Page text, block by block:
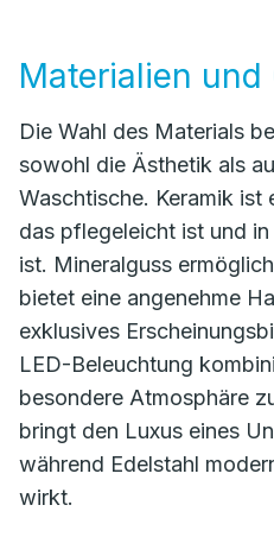
Materialien
Die Wahl des Materials
sowohl die Ästhetik als
Waschtische. Keramik ist
das pflegeleicht ist und
ist. Mineralguss
bietet eine angenehme
exklusives
LED-Beleuchtung
besondere Atmosphäre
bringt den Luxus eines
während Edelstahl
wirkt.